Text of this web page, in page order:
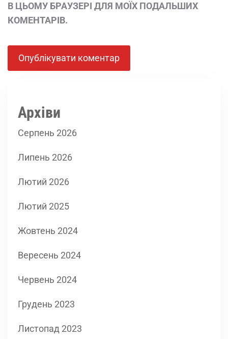
В ЦЬОМУ БРАУЗЕРІ ДЛЯ МОЇХ ПОДАЛЬШИХ
КОМЕНТАРІВ.
Архіви
Серпень 2026
Липень 2026
Лютий 2026
Лютий 2025
Жовтень 2024
Вересень 2024
Червень 2024
Грудень 2023
Листопад 2023